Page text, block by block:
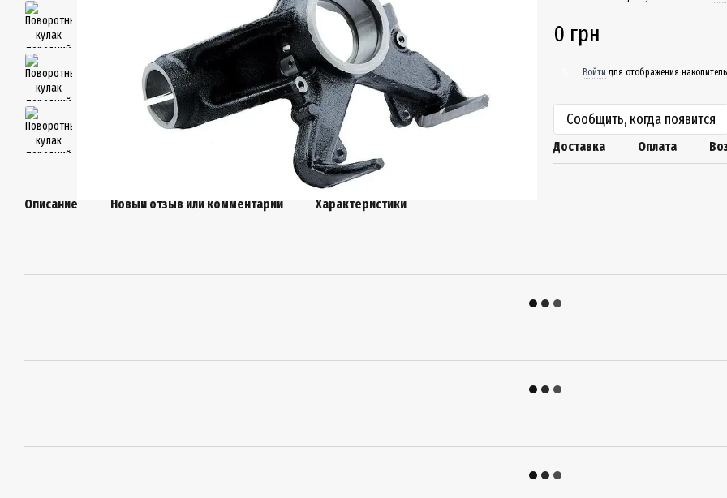
Описание Новый отзыв или комментарий Характеристики
0 грн
Войти для отображения
Сообщить, когда появится
Доставка Оплата